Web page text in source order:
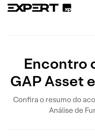
Encontro
GAP Asset
Confira o resumo do
Análise de